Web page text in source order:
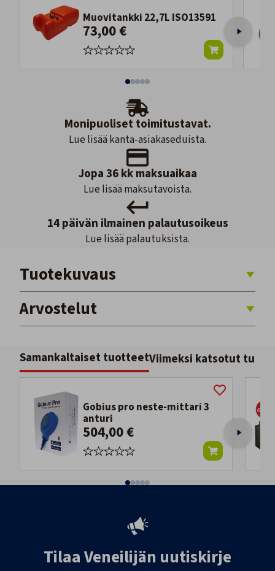
Muovitankki 22,7L ISO13591
73,00 €
Monipuoliset toimitustavat.
Lue lisää kanta-asiakaseduista.
Jopa 36 kk maksuaikaa
Lue lisää maksutavoista.
14 päivän ilmainen palautusoikeus
Lue lisää palautuksista.
Tuotekuvaus
Arvostelut
Samankaltaiset tuotteetViimeksi katsotut
Gobius pro neste-mittari 3
anturi
504,00 €
Tilaa Veneilijän uutiskirje